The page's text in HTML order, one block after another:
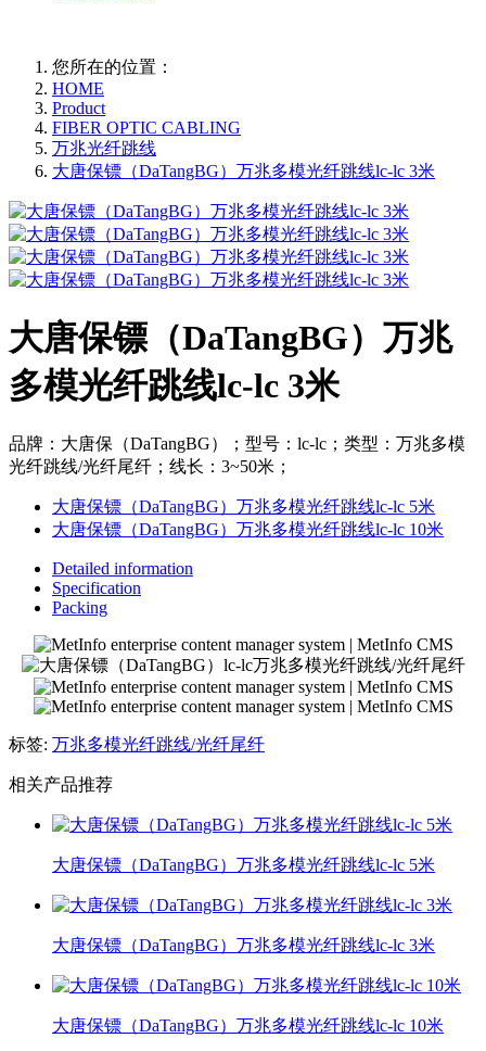
您所在的位置：
HOME
Product
FIBER OPTIC CABLING
万兆光纤跳线
大唐保镖（DaTangBG）万兆多模光纤跳线lc-lc 3米
大唐保镖（DaTangBG）万兆
多模光纤跳线lc-lc 3米
品牌：大唐保（DaTangBG）；型号：lc-lc；类型：万兆多模
光纤跳线/光纤尾纤；线长：3~50米；
大唐保镖（DaTangBG）万兆多模光纤跳线lc-lc 5米
大唐保镖（DaTangBG）万兆多模光纤跳线lc-lc 10米
Detailed information
Specification
Packing
标签: 万兆多模光纤跳线/光纤尾纤
相关产品推荐
大唐保镖（DaTangBG）万兆多模光纤跳线lc-lc 5米
大唐保镖（DaTangBG）万兆多模光纤跳线lc-lc 3米
大唐保镖（DaTangBG）万兆多模光纤跳线lc-lc 10米